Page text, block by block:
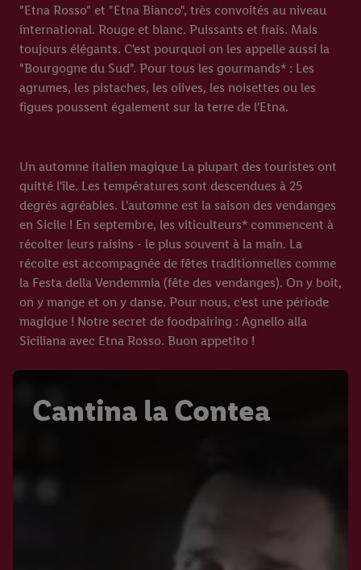
"Etna Rosso" et "Etna Bianco", très convoités au niveau
international. Rouge et blanc. Puissants et frais. Mais
toujours élégants. C'est pourquoi on les appelle aussi la
"Bourgogne du Sud". Pour tous les gourmands* : Les
agrumes, les pistaches, les olives, les noisettes ou les
figues poussent également sur la terre de l'Etna.
Un automne italien magique La plupart des touristes ont
quitté l'île. Les températures sont descendues à 25
degrés agréables. L'automne est la saison des vendanges
en Sicile ! En septembre, les viticulteurs* commencent à
récolter leurs raisins - le plus souvent à la main. La
récolte est accompagnée de fêtes traditionnelles comme
la Festa della Vendemmia (fête des vendanges). On y boit,
on y mange et on y danse. Pour nous, c'est une période
magique ! Notre secret de foodpairing : Agnello alla
Siciliana avec Etna Rosso. Buon appetito !
Cantina la Contea